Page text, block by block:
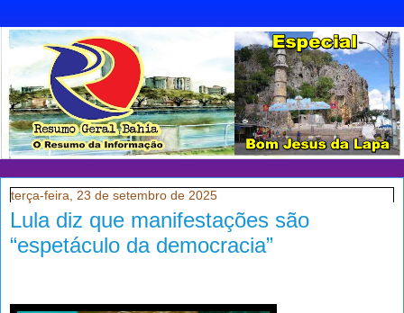
terça-feira, 23 de setembro de 2025
Lula diz que manifestações são
“espetáculo da democracia”